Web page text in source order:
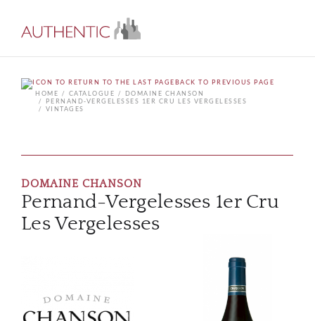
BACK TO PREVIOUS PAGE
HOME
CATALOGUE
DOMAINE CHANSON
PERNAND-VERGELESSES 1ER CRU LES VERGELESSES
VINTAGES
DOMAINE CHANSON
Pernand-Vergelesses 1er Cru
Les Vergelesses